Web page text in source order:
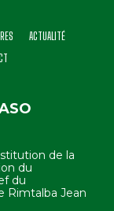
ACTUALITÉ
de la
du
du
Rimtalba Jean